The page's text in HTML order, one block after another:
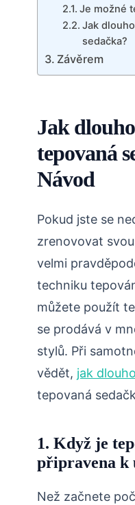
Je možné
Jak
sedačka?
Závěrem
Jak
tepovaná
Návod
Pokud jste se
zrenovovat
velmi
techniku
můžete použít
se prodává v
stylů. Při
vědět, jak
tepovaná
1. Když je
připravena k
Než začnete